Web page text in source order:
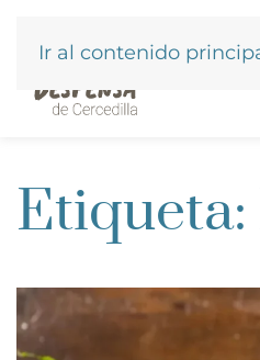
Ir al contenido
Etiqueta: